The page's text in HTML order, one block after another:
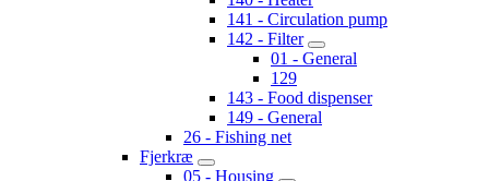
141 - Circulation pump
142 - Filter
01 - General
129
143 - Food dispenser
149 - General
26 - Fishing net
Fjerkræ
05 - Housing